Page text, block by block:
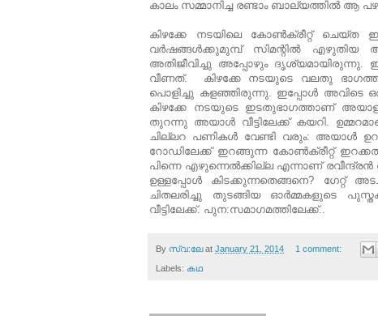
കാലം സമ്മാനിച്ച രണ്ടാം ബാല്യത്തില്‍ ആ
കിഴക്കേ നടയിലെ കോണ്‍ക്രീറ്റ് ചെയ്ത
വര്‍ഷങ്ങള്‍ക്കുമുമ്പ്‌ സിമന്റില്‍ എഴുതിയ
അതിജീവിച്ചു അപ്പോഴും ദൃശ്യമായിരുന്നു.
വീണത്. കിഴക്കേ നടയുടെ വലതു
പൊളിച്ചു കളഞ്ഞിരുന്നു. ഇപ്പോള്‍ അവിടെ
കിഴക്കേ നടയുടെ ഇടതുഭാഗത്താണ്
തുറന്നു അയാള്‍ വീട്ടിലേക്ക്‌ കയറി.
ചില്ലറ പണികള്‍ വേണ്ടി വരും: അയാള്‍
റോഡിലേക്ക് ഇറങ്ങുന്ന കോണ്‍ക്രീറ്റ്
പിന്നെ എഴുന്നെല്‍ക്കില്ല എന്നാണ്
ഉള്ളപ്പോള്‍ കിടക്കുന്നതെങ്ങനെ? ഗേറ്റ്
ചിതലരിച്ചു തുടങ്ങിയ ഓര്‍മ്മകളുടെ
വീട്ടിലേക്ക്‌. പുന:സമാഗമത്തിലേക്ക്..
By സ്വ:ലേ at January 21, 2014 1 comment:
Labels: കഥ